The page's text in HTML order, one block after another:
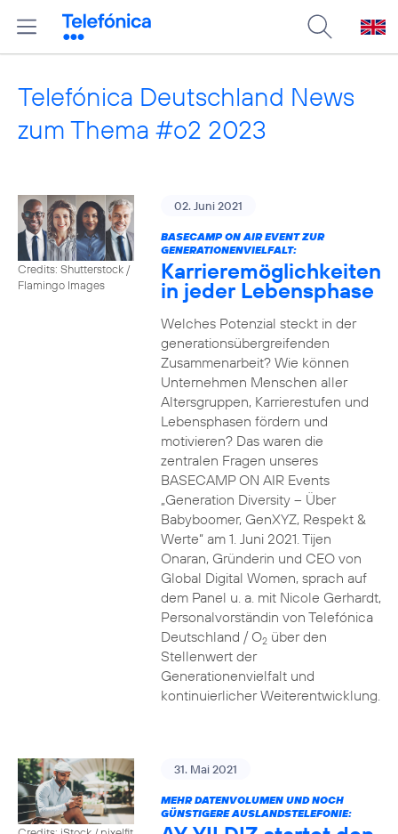
Telefónica Deutschland News
zum Thema #o2 2023
Credits: Shutterstock /
Flamingo Images
02. Juni 2021
BASECAMP ON AIR EVENT ZUR
GENERATIONENVIELFALT:
Karrieremöglichkeiten
in jeder Lebensphase
Welches Potenzial steckt in der
generationsübergreifenden
Zusammenarbeit? Wie können
Unternehmen Menschen aller
Altersgruppen, Karrierestufen und
Lebensphasen fördern und
motivieren? Das waren die
zentralen Fragen unseres
BASECAMP ON AIR Events
„Generation Diversity – Über
Babyboomer, GenXYZ, Respekt &
Werte“ am 1. Juni 2021. Tijen
Onaran, Gründerin und CEO von
Global Digital Women, sprach auf
dem Panel u. a. mit Nicole Gerhardt,
Personalvorständin von Telefónica
Deutschland / O2über den
Stellenwert der
Generationenvielfalt und
kontinuierlicher Weiterentwicklung.
31. Mai 2021
MEHR DATENVOLUMEN UND NOCH
GÜNSTIGERE AUSLANDSTELEFONIE: